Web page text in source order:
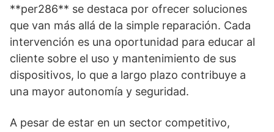
**per286** se destaca por ofrecer soluciones
que van más allá de la simple reparación. Cada
intervención es una oportunidad para educar al
cliente sobre el uso y mantenimiento de sus
dispositivos, lo que a largo plazo contribuye a
una mayor autonomía y seguridad.
A pesar de estar en un sector competitivo,